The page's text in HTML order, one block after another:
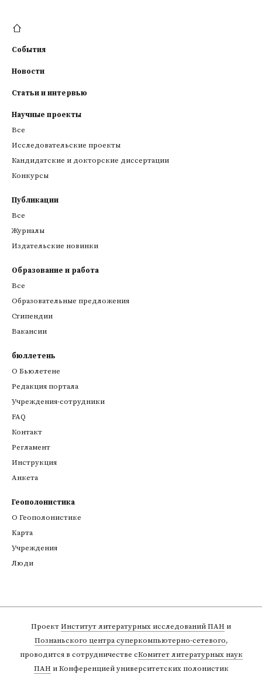
События
Новости
Статьи и интервью
Научные проекты
Все
Исследовательские проекты
Кандидатские и докторские диссертации
Конкурсы
Публикации
Все
Журналы
Издательские новинки
Образование и работа
Все
Образовательные предложения
Стипендии
Вакансии
бюллетень
О Бьюлетене
Редакция портала
Учреждения-сотрудники
FAQ
Контакт
Регламент
Инструкция
Анкета
Геополонистика
О Геополонистике
Kарта
Учреждения
Люди
ПроектИнститут литературных исследований ПАН и
Познаньского центра суперкомпьютерно-сетевого,
проводится в сотрудничестве сКомитет литературных наук
ПАНи Конференцией университетских полонистик